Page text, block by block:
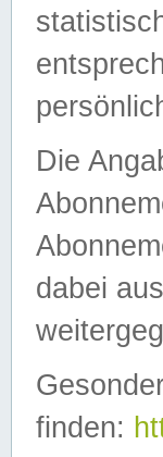
Die
dabei
finden: